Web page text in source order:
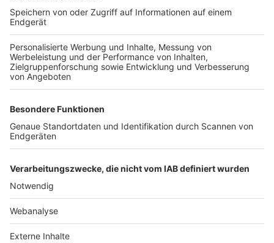
TOP-VEREINE
TOP-PARTNER
Nutzungsbedingungen Datenschutz Impressum